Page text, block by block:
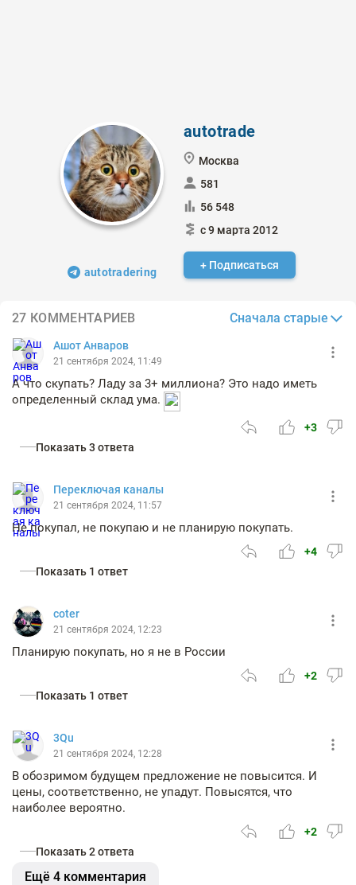
autotradering
autotrade
Москва
581
56 548
с 9 марта 2012
+ Подписаться
27 КОММЕНТАРИЕВ Сначала старые
Ашот Анваров
21 сентября 2024, 11:49
А что скупать? Ладу за 3+ миллиона? Это надо иметь
определенный склад ума.
+3
Показать 3 ответа
Переключая каналы
21 сентября 2024, 11:57
Не покупал, не покупаю и не планирую покупать.
+4
Показать 1 ответ
coter
21 сентября 2024, 12:23
Планирую покупать, но я не в России
+2
Показать 1 ответ
3Qu
21 сентября 2024, 12:28
В обозримом будущем предложение не повысится. И
цены, соответственно, не упадут. Повысятся, что
наиболее вероятно.
+2
Показать 2 ответа
Ещё 4 комментария